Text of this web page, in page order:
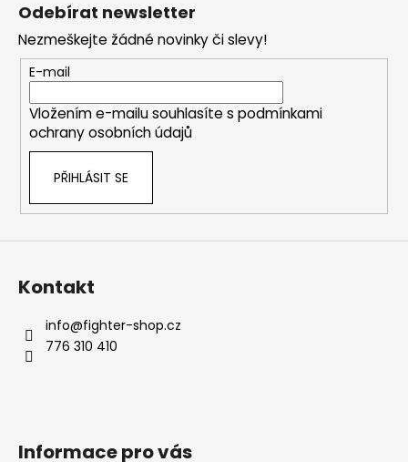
Odebírat newsletter
Nezmeškejte žádné novinky či slevy!
E-mail
Vložením e-mailu souhlasíte s podmínkami
ochrany osobních údajů
PŘIHLÁSIT SE
Kontakt
info@fighter-shop.cz
776 310 410
Informace pro vás